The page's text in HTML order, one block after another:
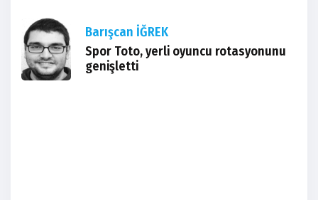
Barışcan İĞREK
Spor Toto, yerli oyuncu rotasyonunu
genişletti